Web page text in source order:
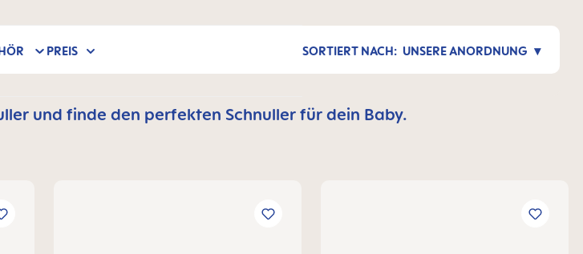
PREIS UNSERE ANORDNUNG
und finde den perfekten Schnuller für dein Baby.